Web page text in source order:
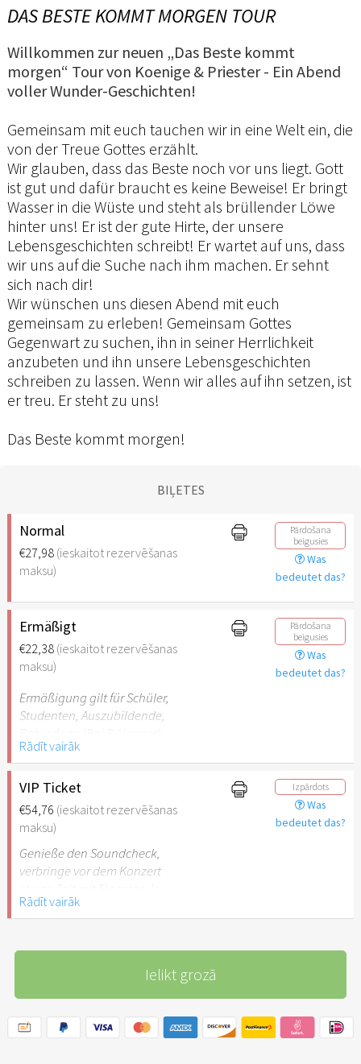
DAS BESTE KOMMT MORGEN TOUR
Willkommen zur neuen „Das Beste kommt
morgen“ Tour von Koenige & Priester - Ein Abend
voller Wunder-Geschichten!
Gemeinsam mit euch tauchen wir in eine Welt ein, die
von der Treue Gottes erzählt.
Wir glauben, dass das Beste noch vor uns liegt. Gott
ist gut und dafür braucht es keine Beweise! Er bringt
Wasser in die Wüste und steht als brüllender Löwe
hinter uns! Er ist der gute Hirte, der unsere
Lebensgeschichten schreibt! Er wartet auf uns, dass
wir uns auf die Suche nach ihm machen. Er sehnt
sich nach dir!
Wir wünschen uns diesen Abend mit euch
gemeinsam zu erleben! Gemeinsam Gottes
Gegenwart zu suchen, ihn in seiner Herrlichkeit
anzubeten und ihn unsere Lebensgeschichten
schreiben zu lassen. Wenn wir alles auf ihn setzen, ist
er treu. Er steht zu uns!
Das Beste kommt morgen!
BIĻETES
Normal
€27,98 (ieskaitot rezervēšanas
maksu)
Pārdošana
beigusies
Was
bedeutet das?
Ermäßigt
€22,38 (ieskaitot rezervēšanas
maksu)
Pārdošana
beigusies
Was
bedeutet das?
Ermäßigung gilt für Schüler,
Studenten, Auszubildende,
kostenlose Begleitperson)
Rādīt vairāk
VIP Ticket
€54,76 (ieskaitot rezervēšanas
maksu)
Izpārdots
Was
bedeutet das?
Genieße den Soundcheck,
verbringe vor dem Konzert
Thomas & Jonathan und
erhalte eine
Rādīt vairāk
Ielikt grozā